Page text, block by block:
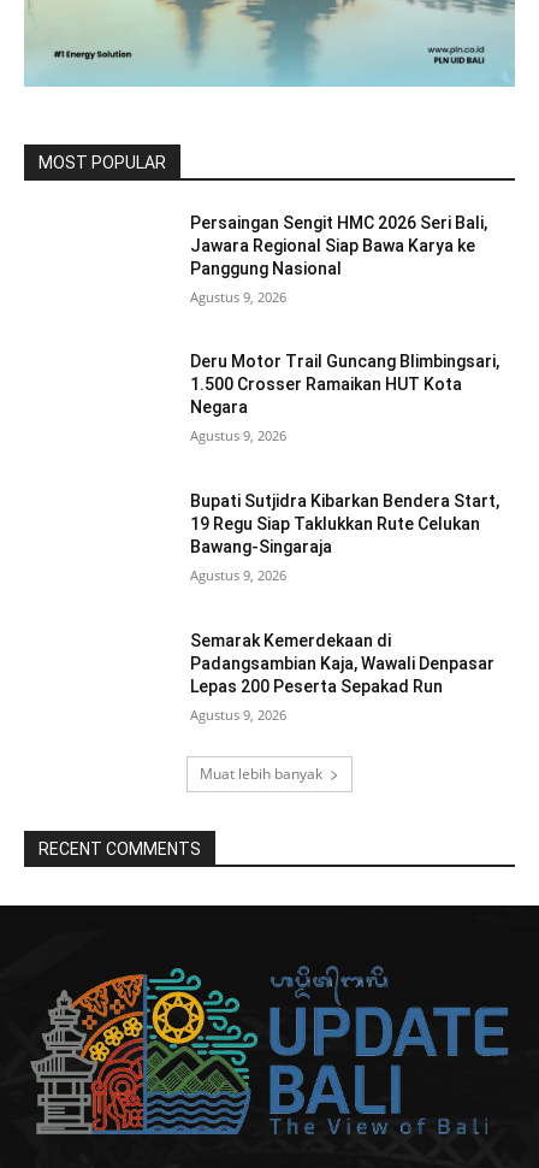
MOST POPULAR
Persaingan Sengit HMC 2026 Seri Bali,
Jawara Regional Siap Bawa Karya ke
Panggung Nasional
Agustus 9, 2026
Deru Motor Trail Guncang Blimbingsari,
1.500 Crosser Ramaikan HUT Kota
Negara
Agustus 9, 2026
Bupati Sutjidra Kibarkan Bendera Start,
19 Regu Siap Taklukkan Rute Celukan
Bawang-Singaraja
Agustus 9, 2026
Semarak Kemerdekaan di
Padangsambian Kaja, Wawali Denpasar
Lepas 200 Peserta Sepakad Run
Agustus 9, 2026
Muat lebih banyak
RECENT COMMENTS